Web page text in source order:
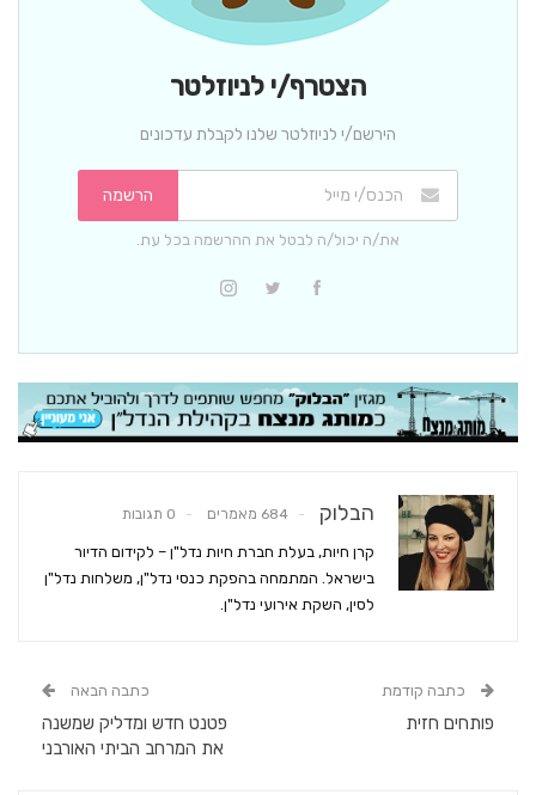
הצטרף/י לניוזלטר
הירשם/י לניוזלטר שלנו לקבלת עדכונים
הרשמה
את/ה יכול/ה לבטל את ההרשמה בכל עת.
הבלוק 684 מאמרים 0 תגובות
קרן חיות, בעלת חברת חיות נדל"ן – לקידום הדיור
בישראל. המתמחה בהפקת כנסי נדל"ן, משלחות נדל"ן
לסין, השקת אירועי נדל"ן.
כתבה קודמת
פותחים חזית
כתבה הבאה
פטנט חדש ומדליק שמשנה
את המרחב הביתי האורבני